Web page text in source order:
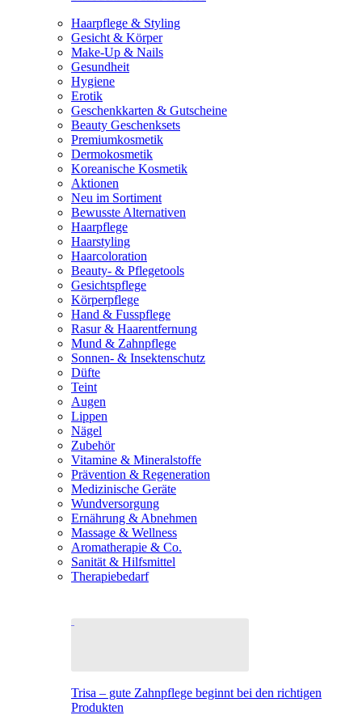
Haarpflege & Styling
Gesicht & Körper
Make-Up & Nails
Gesundheit
Hygiene
Erotik
Geschenkkarten & Gutscheine
Beauty Geschenksets
Premiumkosmetik
Dermokosmetik
Koreanische Kosmetik
Aktionen
Neu im Sortiment
Bewusste Alternativen
Haarpflege
Haarstyling
Haarcoloration
Beauty- & Pflegetools
Gesichtspflege
Körperpflege
Hand & Fusspflege
Rasur & Haarentfernung
Mund & Zahnpflege
Sonnen- & Insektenschutz
Düfte
Teint
Augen
Lippen
Nägel
Zubehör
Vitamine & Mineralstoffe
Prävention & Regeneration
Medizinische Geräte
Wundversorgung
Ernährung & Abnehmen
Massage & Wellness
Aromatherapie & Co.
Sanität & Hilfsmittel
Therapiebedarf
Trisa – gute Zahnpflege beginnt bei den richtigen
Produkten